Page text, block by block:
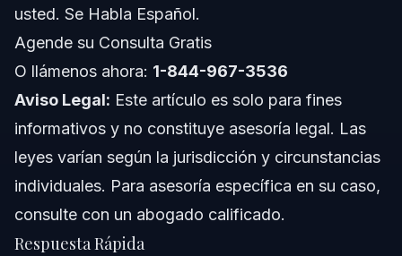
Conceptos a Nivel Nacional
Cuándo Llamar a un Abogado Inmediatamente
Sobre Vasquez Law Firm
Confianza y Experiencia del Abogado
Preguntas Frecuentes
usted. Se Habla Español.
Agende su Consulta Gratis
O llámenos ahora: 1-844-967-3536
Aviso Legal: Este artículo es solo para fines
informativos y no constituye asesoría legal. Las
leyes varían según la jurisdicción y circunstancias
individuales. Para asesoría específica en su caso,
consulte con un abogado calificado.
Respuesta Rápida